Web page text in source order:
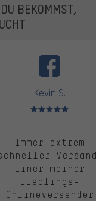
BEKOMMST,
Kevin S.
Bewertungen: 5 von 5
Immer extrem
Einer meiner
Lieblings-
Onlineversender